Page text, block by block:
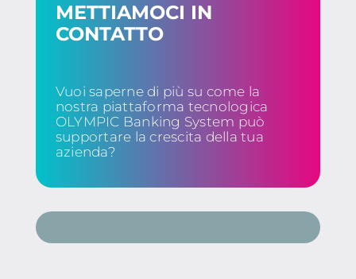
METTIAMOCI IN
CONTATTO
Vuoi saperne di più su come la
nostra piattaforma tecnologica
OLYMPIC Banking System può
supportare la crescita della tua
azienda?